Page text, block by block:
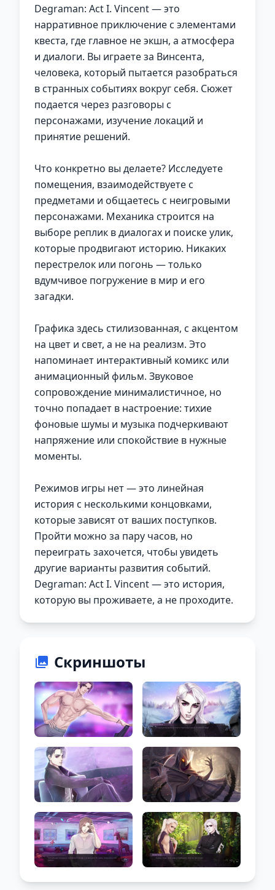
Degraman: Act I. Vincent — это
нарративное приключение с элементами
квеста, где главное не экшн, а атмосфера
и диалоги. Вы играете за Винсента,
человека, который пытается разобраться
в странных событиях вокруг себя. Сюжет
подается через разговоры с
персонажами, изучение локаций и
принятие решений.
Что конкретно вы делаете? Исследуете
помещения, взаимодействуете с
предметами и общаетесь с неигровыми
персонажами. Механика строится на
выборе реплик в диалогах и поиске улик,
которые продвигают историю. Никаких
перестрелок или погонь — только
вдумчивое погружение в мир и его
загадки.
Графика здесь стилизованная, с акцентом
на цвет и свет, а не на реализм. Это
напоминает интерактивный комикс или
анимационный фильм. Звуковое
сопровождение минималистичное, но
точно попадает в настроение: тихие
фоновые шумы и музыка подчеркивают
напряжение или спокойствие в нужные
моменты.
Режимов игры нет — это линейная
история с несколькими концовками,
которые зависят от ваших поступков.
Пройти можно за пару часов, но
переиграть захочется, чтобы увидеть
другие варианты развития событий.
Degraman: Act I. Vincent — это история,
которую вы проживаете, а не проходите.
Скриншоты